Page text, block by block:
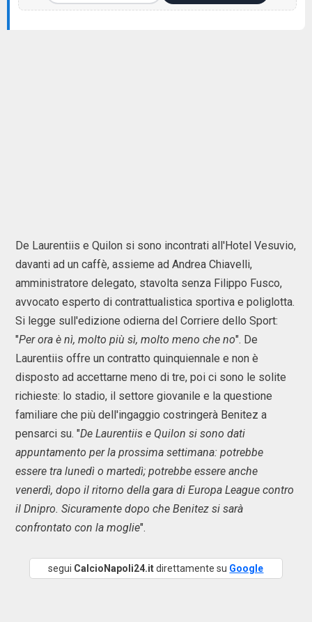
De Laurentiis e Quilon si sono incontrati all'Hotel Vesuvio,
davanti ad un caffè, assieme ad Andrea Chiavelli,
amministratore delegato, stavolta senza Filippo Fusco,
avvocato esperto di contrattualistica sportiva e poliglotta.
Si legge sull'edizione odierna del Corriere dello Sport:
"Per ora è nì, molto più sì, molto meno che no". De
Laurentiis offre un contratto quinquiennale e non è
disposto ad accettarne meno di tre, poi ci sono le solite
richieste: lo stadio, il settore giovanile e la questione
familiare che più dell'ingaggio costringerà Benitez a
pensarci su. "De Laurentiis e Quilon si sono dati
appuntamento per la prossima settimana: potrebbe
essere tra lunedì o martedì; potrebbe essere anche
venerdì, dopo il ritorno della gara di Europa League contro
il Dnipro. Sicuramente dopo che Benitez si sarà
confrontato con la moglie".
segui CalcioNapoli24.itdirettamente su Google